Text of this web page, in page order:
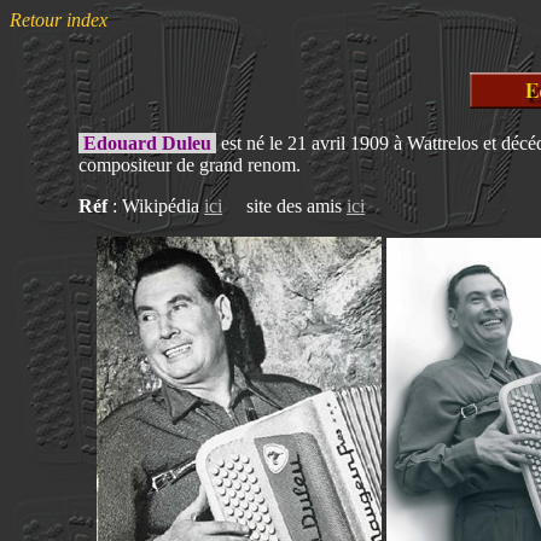
Retour index
Edouard Duleu est né le 21 avril 1909 à Wattrelos et
compositeur de grand renom.
Réf: Wikipédiaici site des amisici